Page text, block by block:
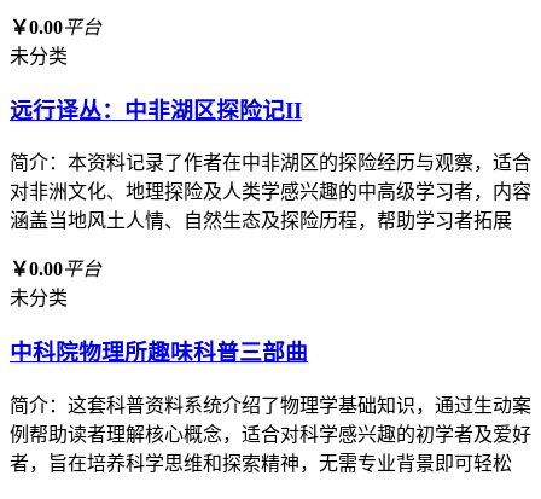
￥0.00平台
未分类
远行译丛：中非湖区探险记II
简介：本资料记录了作者在中非湖区的探险经历与观察，适合
对非洲文化、地理探险及人类学感兴趣的中高级学习者，内容
涵盖当地风土人情、自然生态及探险历程，帮助学习者拓展
￥0.00平台
未分类
中科院物理所趣味科普三部曲
简介：这套科普资料系统介绍了物理学基础知识，通过生动案
例帮助读者理解核心概念，适合对科学感兴趣的初学者及爱好
者，旨在培养科学思维和探索精神，无需专业背景即可轻松